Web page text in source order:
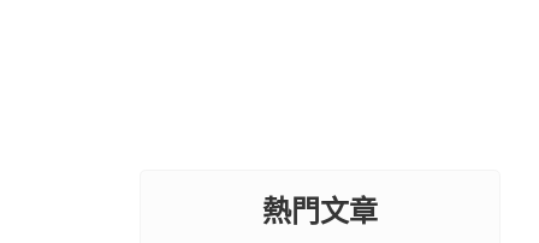
熱門文章